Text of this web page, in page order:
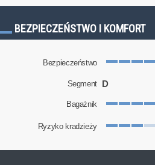
BEZPIECZEŃSTWO I KOMFORT
Bezpieczeństwo
Segment D
Bagażnik
Ryzyko kradzieży